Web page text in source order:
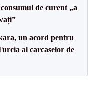
de curent „a
un acord pentru
al carcaselor de